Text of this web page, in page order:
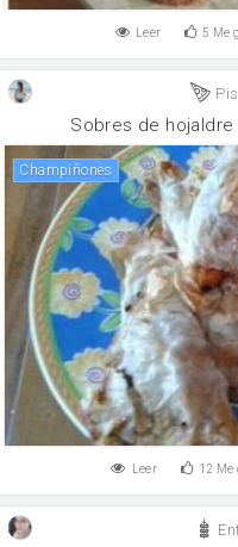
Leer 5 Me
Sobres de
champiñones
Leer 12 Me